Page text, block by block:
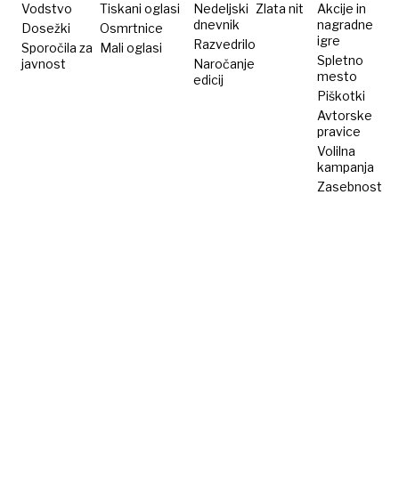
Vodstvo
Dosežki
Sporočila za
javnost
Tiskani oglasi
Osmrtnice
Mali oglasi
Nedeljski
dnevnik
Razvedrilo
Naročanje
edicij
Zlata nit
Akcije in
nagradne
igre
Spletno
mesto
Piškotki
Avtorske
pravice
Volilna
kampanja
Zasebnost